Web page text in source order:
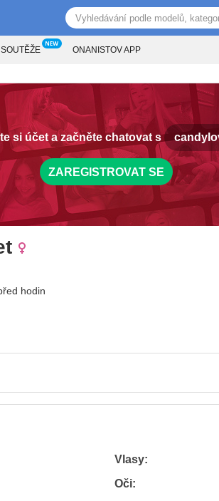
SOUTĚŽE ONANISTOV APP
si účet a začněte chatovat s
ZAREGISTROVAT SE
hodin
Vlasy:
Oči: